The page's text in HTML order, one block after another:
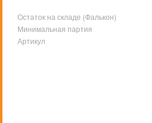
Остаток на складе (Фалькон)
Минимальная партия
Артикул